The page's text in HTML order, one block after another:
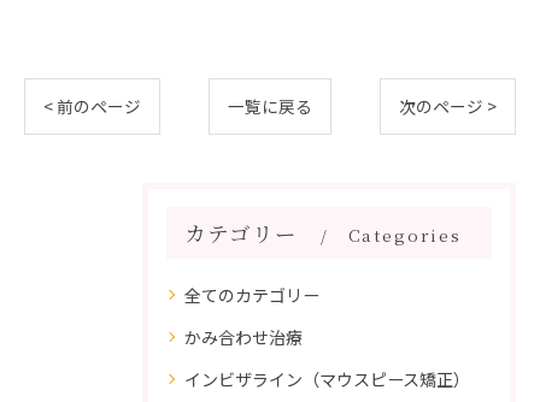
< 前のページ 一覧に戻る 次のページ >
カテゴリー Categories
全てのカテゴリー
かみ合わせ治療
インビザライン（マウスピース矯正）